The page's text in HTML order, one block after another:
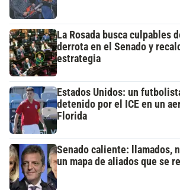
La Rosada busca culpables
derrota en el Senado y
estrategia
Estados Unidos: un
detenido por el ICE en un
Florida
Senado caliente: llamados,
un mapa de aliados que se